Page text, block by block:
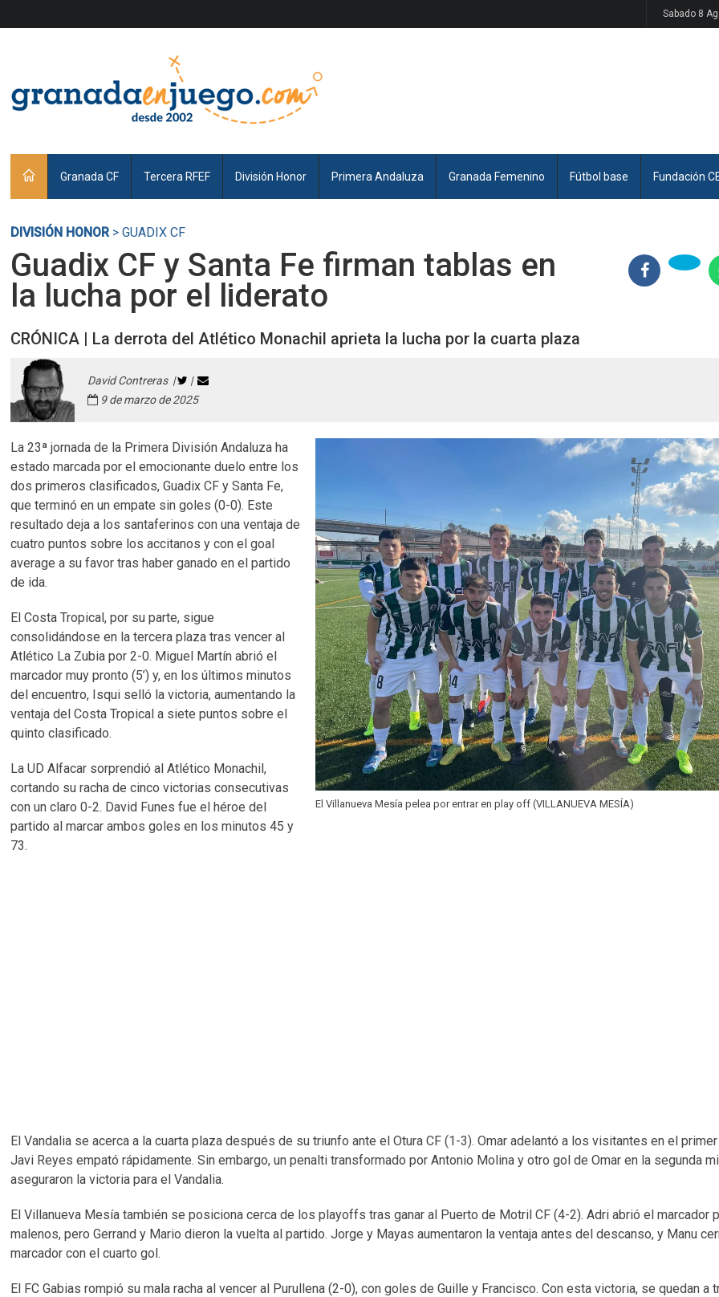
Sabado 8
Granada CF Tercera RFEF División Honor Primera Andaluza Granada Femenino Fútbol base Fundación
DIVISIÓN HONOR> GUADIX CF
Guadix CF y Santa Fe firman tablas en
la lucha por el liderato
CRÓNICA | La derrota del Atlético Monachil aprieta la lucha por la cuarta plaza
David Contreras |
|
9 de marzo de 2025
El Villanueva Mesía pelea por entrar en play off (VILLANUEVA MESÍA)
La 23ª jornada de la Primera División Andaluza ha
estado marcada por el emocionante duelo entre los
dos primeros clasificados, Guadix CF y Santa Fe,
que terminó en un empate sin goles (0-0). Este
resultado deja a los santaferinos con una ventaja de
cuatro puntos sobre los accitanos y con el goal
average a su favor tras haber ganado en el partido
de ida.
El Costa Tropical, por su parte, sigue
consolidándose en la tercera plaza tras vencer al
Atlético La Zubia por 2-0. Miguel Martín abrió el
marcador muy pronto (5’) y, en los últimos minutos
del encuentro, Isqui selló la victoria, aumentando la
ventaja del Costa Tropical a siete puntos sobre el
quinto clasificado.
La UD Alfacar sorprendió al Atlético Monachil,
cortando su racha de cinco victorias consecutivas
con un claro 0-2. David Funes fue el héroe del
partido al marcar ambos goles en los minutos 45 y
73.
El Vandalia se acerca a la cuarta plaza después de su triunfo ante el Otura CF (1-3). Omar adelantó a los visitantes en el
Javi Reyes empató rápidamente. Sin embargo, un penalti transformado por Antonio Molina y otro gol de Omar en la segunda
aseguraron la victoria para el Vandalia.
El Villanueva Mesía también se posiciona cerca de los playoffs tras ganar al Puerto de Motril CF (4-2). Adri abrió el marcador
malenos, pero Gerrand y Mario dieron la vuelta al partido. Jorge y Mayas aumentaron la ventaja antes del descanso, y Manu
marcador con el cuarto gol.
El FC Gabias rompió su mala racha al vencer al Purullena (2-0), con goles de Guille y Francisco. Con esta victoria, se quedan a